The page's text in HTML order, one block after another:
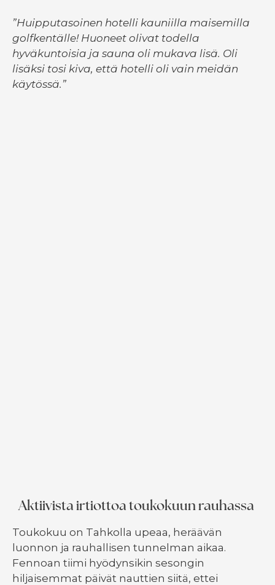
”Huipputasoinen hotelli kauniilla maisemilla
golfkentälle! Huoneet olivat todella
hyväkuntoisia ja sauna oli mukava lisä. Oli
lisäksi tosi kiva, että hotelli oli vain meidän
käytössä.”
Aktiivista irtiottoa toukokuun rauhassa
Toukokuu on Tahkolla upeaa, heräävän
luonnon ja rauhallisen tunnelman aikaa.
Fennoan tiimi hyödynsikin sesongin
hiljaisemmat päivät nauttien siitä, ettei